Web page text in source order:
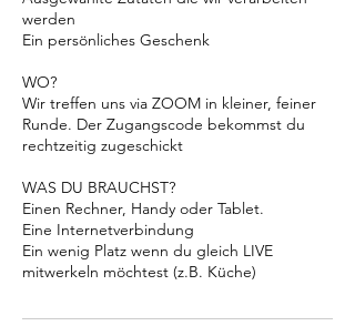
werden
Ein persönliches Geschenk
WO?
Wir treffen uns via ZOOM in kleiner, feiner
Runde. Der Zugangscode bekommst du
rechtzeitig zugeschickt
WAS DU BRAUCHST?
Einen Rechner, Handy oder Tablet.
Eine Internetverbindung
Ein wenig Platz wenn du gleich LIVE
mitwerkeln möchtest (z.B. Küche)